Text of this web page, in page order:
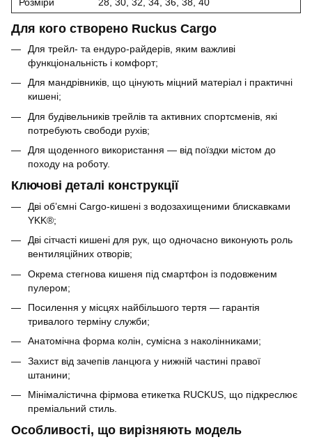
Розміри 28, 30, 32, 34, 36, 38, 40
Для кого створено Ruckus Cargo
Для трейл- та ендуро-райдерів, яким важливі
функціональність і комфорт;
Для мандрівників, що цінують міцний матеріал і практичні
кишені;
Для будівельників трейлів та активних спортсменів, які
потребують свободи рухів;
Для щоденного використання — від поїздки містом до
походу на роботу.
Ключові деталі конструкції
Дві об’ємні Cargo-кишені з водозахищеними блискавками
YKK®;
Дві сітчасті кишені для рук, що одночасно виконують роль
вентиляційних отворів;
Окрема стегнова кишеня під смартфон із подовженим
пулером;
Посилення у місцях найбільшого тертя — гарантія
тривалого терміну служби;
Анатомічна форма колін, сумісна з наколінниками;
Захист від зачепів ланцюга у нижній частині правої
штанини;
Мінімалістична фірмова етикетка RUCKUS, що підкреслює
преміальний стиль.
Особливості, що вирізняють модель